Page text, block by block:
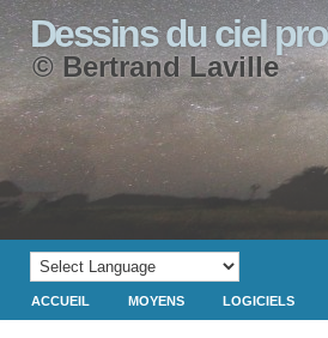
Dessins du ciel
© Bertrand Laville
ACCUEIL MOYENS LOGICIELS